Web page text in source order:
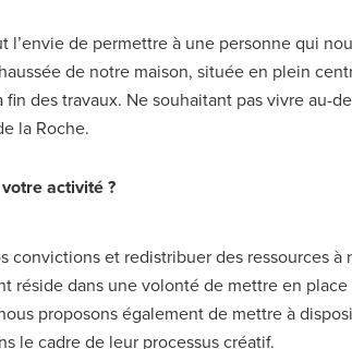
l’envie de permettre à une personne qui
de notre maison, située en plein
des travaux. Ne souhaitant pas vivre au-
la Roche.
activité ?
convictions et redistribuer des ressources
réside dans une volonté de mettre en
proposons également de mettre à
le cadre de leur processus créatif.